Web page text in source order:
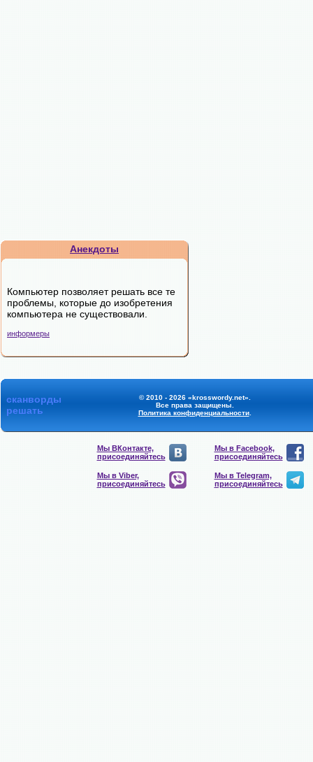
Анекдоты
Компьютер позволяет решать все те
проблемы, которые до изобретения
компьютера не существовали.
информеры
сканворды
решать
© 2010 - 2026 «krosswordy.net».
Все права защищены.
Политика конфиденциальности.
Мы ВКонтакте,
присоединяйтесь
Мы в Facebook,
присоединяйтесь
Мы в Viber,
присоединяйтесь
Мы в Telegram,
присоединяйтесь